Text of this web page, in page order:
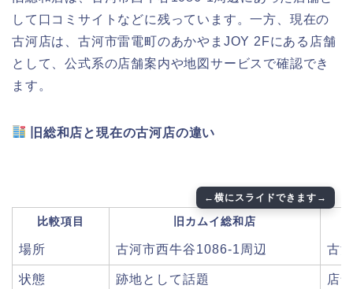
して口コミサイトなどに残っています。一方、現在の
古河店は、古河市雷電町のあかやまJOY 2Fにある店舗
として、公式系の店舗案内や地図サービスで確認でき
ます。
旧総和店と現在の古河店の違い
比較項目 旧カムイ総和店
場所 古河市西牛谷1086-1周辺 古
状態 跡地として話題 店